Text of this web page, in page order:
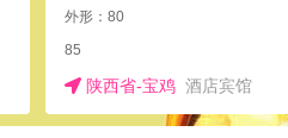
外形：80
85
陕西省-宝鸡酒店宾馆